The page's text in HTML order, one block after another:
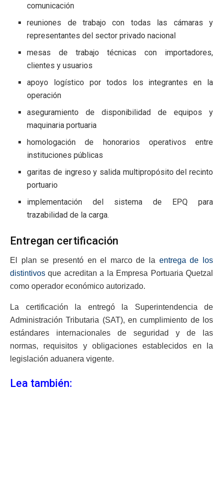
comunicación
reuniones de trabajo con todas las cámaras y
representantes del sector privado nacional
mesas de trabajo técnicas con importadores,
clientes y usuarios
apoyo logístico por todos los integrantes en la
operación
aseguramiento de disponibilidad de equipos y
maquinaria portuaria
homologación de honorarios operativos entre
instituciones públicas
garitas de ingreso y salida multipropósito del recinto
portuario
implementación del sistema de EPQ para
trazabilidad de la carga.
Entregan certificación
El plan se presentó en el marco de la entrega de los
distintivos que acreditan a la Empresa Portuaria Quetzal
como operador económico autorizado.
La certificación la entregó la Superintendencia de
Administración Tributaria (SAT), en cumplimiento de los
estándares internacionales de seguridad y de las
normas, requisitos y obligaciones establecidos en la
legislación aduanera vigente.
Lea también: